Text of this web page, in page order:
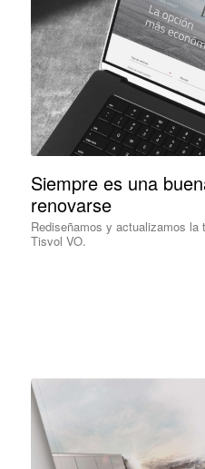
Siempre es una
renovarse
Rediseñamos y actualizamos la
Tisvol VO.